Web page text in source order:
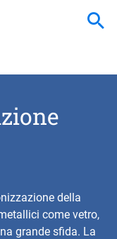
della
come vetro,
grande sfida. La